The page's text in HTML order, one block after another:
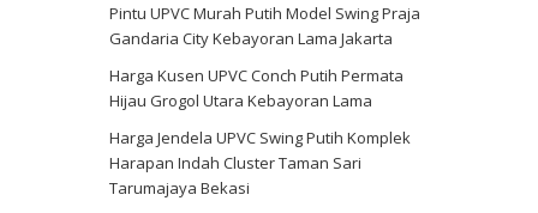
Pintu UPVC Murah Putih Model Swing Praja
Gandaria City Kebayoran Lama Jakarta
Harga Kusen UPVC Conch Putih Permata
Hijau Grogol Utara Kebayoran Lama
Harga Jendela UPVC Swing Putih Komplek
Harapan Indah Cluster Taman Sari
Tarumajaya Bekasi